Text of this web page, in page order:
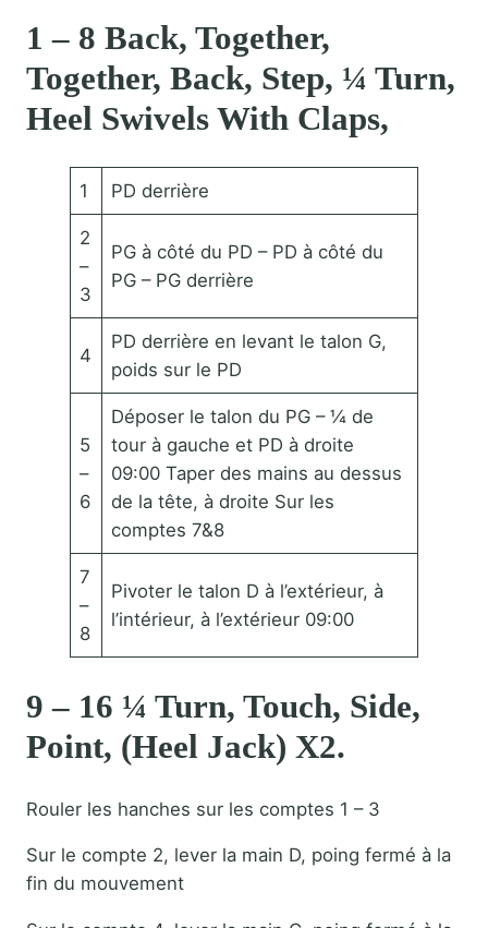
1 – 8 Back, Together,
Together, Back, Step, ¼ Turn,
Heel Swivels With Claps,
1 PD derrière
2
–
3
PG à côté du PD – PD à côté du
PG – PG derrière
4
PD derrière en levant le talon G,
poids sur le PD
5
–
6
Déposer le talon du PG – ¼ de
tour à gauche et PD à droite
09:00 Taper des mains au dessus
de la tête, à droite Sur les
comptes 7&8
7
–
8
Pivoter le talon D à l’extérieur, à
l’intérieur, à l’extérieur 09:00
9 – 16 ¼ Turn, Touch, Side,
Point, (Heel Jack) X2.
Rouler les hanches sur les comptes 1 – 3
Sur le compte 2, lever la main D, poing fermé à la
fin du mouvement